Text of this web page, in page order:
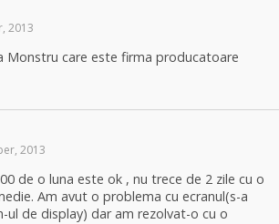
2013
Monstru care este firma producatoare
2013
de o luna este ok , nu trece de 2 zile cu o
Am avut o problema cu ecranul(s-a
ul de display) dar am rezolvat-o cu o